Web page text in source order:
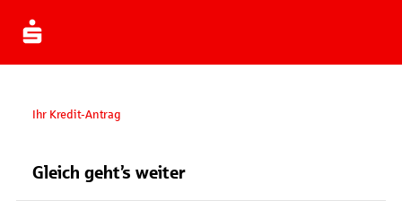
Ihr Kredit-Antrag
Gleich geht’s weiter